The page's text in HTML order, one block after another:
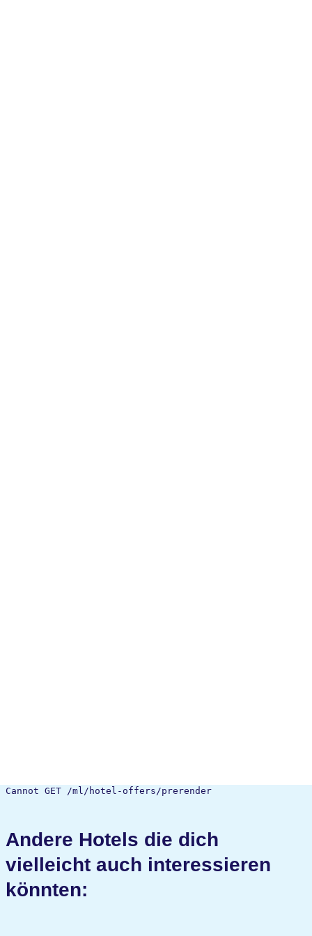
Cannot GET /ml/hotel-offers/prerender
Andere Hotels die dich
vielleicht auch interessieren
könnten: